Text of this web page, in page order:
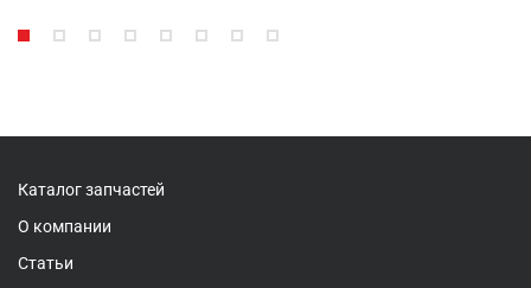
Каталог запчастей
О компании
Статьи